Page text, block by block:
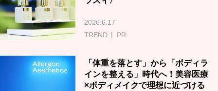
2026.6.17
TREND
PR
「体重を落とす」から「ボディラ
インを整える」時代へ！美容医療
×ボディメイクで理想に近づける